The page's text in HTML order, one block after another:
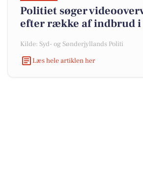
Politiet søger
efter række af indbrud
Kilde: Syd- og Sønderjyllands Politi
Læs hele artiklen her